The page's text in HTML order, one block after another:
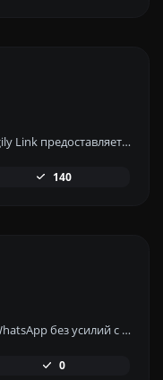
Инструмент поиска IP-адресов от Digily Link предоставляет подробную информацию о любом IP-адресе. Используйте этот бесплатный онлайн-сервис, чтобы получить полные данные об IP.
140
Создавайте ссылки для сообщений WhatsApp без усилий с помощью нашего инструмента генерации ссылок WhatsApp для мгновенной связи.
0